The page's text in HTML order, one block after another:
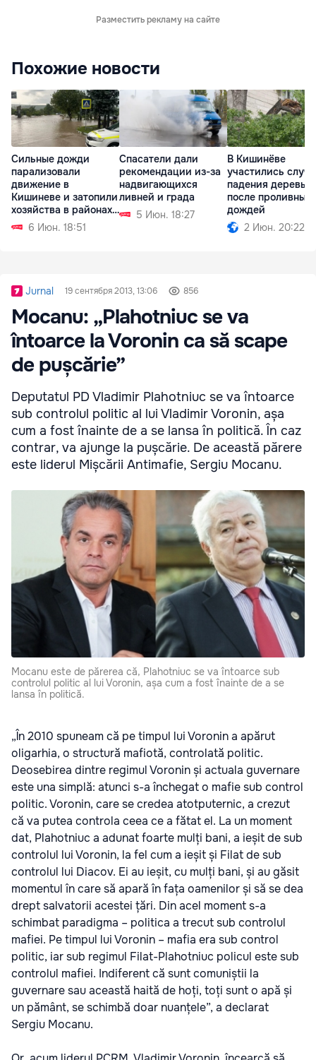
Разместить рекламу на сайте
Похожие новости
Сильные дожди
парализовали
движение в
Кишиневе и затопили
хозяйства в районах
страны6 Июн. 18:51
Спасатели дали
рекомендации из-за
надвигающихся
ливней и града
5 Июн. 18:27
В Кишинёве
участились
падения
после проливных
дождей
2 Июн. 20:22
Jurnal 19 сентября 2013, 13:06 856
Mocanu: „Plahotniuc se va
întoarce la Voronin ca să scape
de pușcărie”
Deputatul PD Vladimir Plahotniuc se va întoarce
sub controlul politic al lui Vladimir Voronin, așa
cum a fost înainte de a se lansa în politică. În caz
contrar, va ajunge la pușcărie. De această părere
este liderul Mișcării Antimafie, Sergiu Mocanu.
Mocanu este de părerea că, Plahotniuc se va întoarce sub
controlul politic al lui Voronin, așa cum a fost înainte de a se
lansa în politică.
„În 2010 spuneam că pe timpul lui Voronin a apărut
oligarhia, o structură mafiotă, controlată politic.
Deosebirea dintre regimul Voronin și actuala guvernare
este una simplă: atunci s-a închegat o mafie sub control
politic. Voronin, care se credea atotputernic, a crezut
că va putea controla ceea ce a fătat el. La un moment
dat, Plahotniuc a adunat foarte mulți bani, a ieșit de sub
controlul lui Voronin, la fel cum a ieșit și Filat de sub
controlul lui Diacov. Ei au ieșit, cu mulți bani, și au găsit
momentul în care să apară în fața oamenilor și să se dea
drept salvatorii acestei țări. Din acel moment s-a
schimbat paradigma – politica a trecut sub controlul
mafiei. Pe timpul lui Voronin – mafia era sub control
politic, iar sub regimul Filat-Plahotniuc policul este sub
controlul mafiei. Indiferent că sunt comuniștii la
guvernare sau această haită de hoți, toți sunt o apă și
un pământ, se schimbă doar nuanțele”, a declarat
Sergiu Mocanu.